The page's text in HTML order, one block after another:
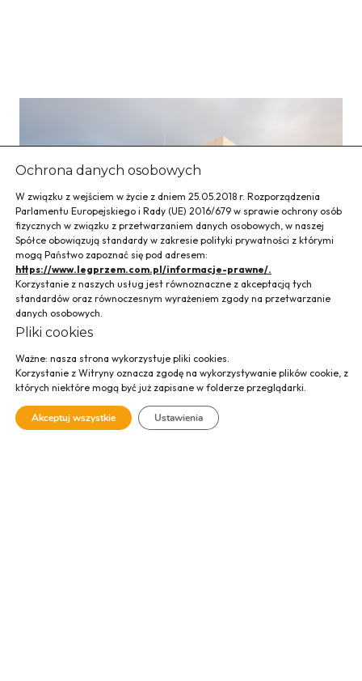
Siedziba Regionu
Wysokich Napięć w
Ochrona danych osobowych
W związku z wejściem w życie z dniem 25.05.2018 r. Rozporządzenia
Parlamentu Europejskiego i Rady (UE) 2016/679 w sprawie ochrony osób
fizycznych w związku z przetwarzaniem danych osobowych, w naszej
Spółce obowiązują standardy w zakresie polityki prywatności z którymi
mogą Państwo zapoznać się pod adresem:
https://www.legprzem.com.pl/informacje-prawne/.
Korzystanie z naszych usług jest równoznaczne z akceptacją tych
standardów oraz równoczesnym wyrażeniem zgody na przetwarzanie
danych osobowych.
Pliki cookies
Ważne: nasza strona wykorzystuje pliki cookies.
Korzystanie z Witryny oznacza zgodę na wykorzystywanie plików cookie, z
których niektóre mogą być już zapisane w folderze przeglądarki.
Akceptuj wszystkie Ustawienia